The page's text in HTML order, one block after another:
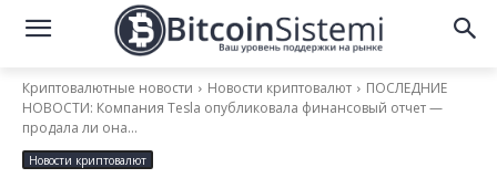
Криптовалютные новости Новости криптовалют
ПОСЛЕДНИЕ
НОВОСТИ: Компания Tesla опубликовала финансовый отчет —
продала ли она...
Новости криптовалют